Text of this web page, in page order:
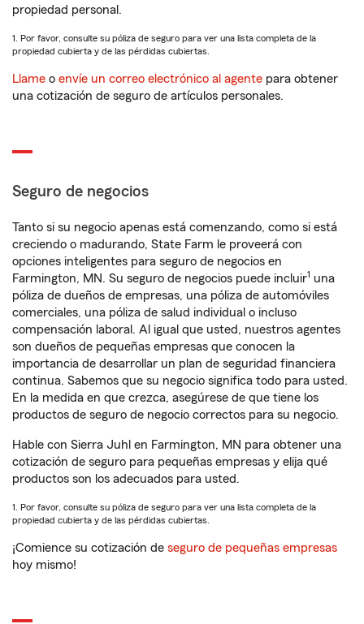
propiedad personal.
1. Por favor, consulte su póliza de seguro para ver una lista completa de la
propiedad cubierta y de las pérdidas cubiertas.
Llame o envíe un correo electrónico al agente para obtener
una cotización de seguro de artículos personales.
Seguro de negocios
Tanto si su negocio apenas está comenzando, como si está
creciendo o madurando, State Farm le proveerá con
opciones inteligentes para seguro de negocios en
Farmington, MN. Su seguro de negocios puede incluir1 una
póliza de dueños de empresas, una póliza de automóviles
comerciales, una póliza de salud individual o incluso
compensación laboral. Al igual que usted, nuestros agentes
son dueños de pequeñas empresas que conocen la
importancia de desarrollar un plan de seguridad financiera
continua. Sabemos que su negocio significa todo para usted.
En la medida en que crezca, asegúrese de que tiene los
productos de seguro de negocio correctos para su negocio.
Hable con Sierra Juhl en Farmington, MN para obtener una
cotización de seguro para pequeñas empresas y elija qué
productos son los adecuados para usted.
1. Por favor, consulte su póliza de seguro para ver una lista completa de la
propiedad cubierta y de las pérdidas cubiertas.
¡Comience su cotización de seguro de pequeñas empresas
hoy mismo!